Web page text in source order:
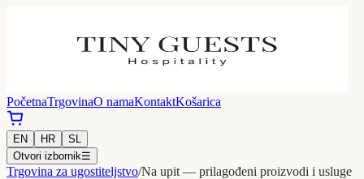
PočetnaTrgovinaO namaKontaktKošarica
EN HR
SL
Otvori izbornik☰
Trgovina za ugostiteljstvo/Na upit — prilagođeni proizvodi i usluge